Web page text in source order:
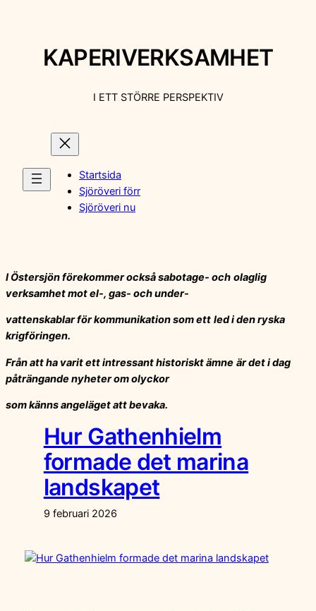
KAPERIVERKSAMHET
I ETT STÖRRE PERSPEKTIV
Startsida
Sjöröveri förr
Sjöröveri nu
I Östersjön förekommer också sabotage- och olaglig
verksamhet mot el-, gas- och under-
vattenskablar för kommunikation som ett led i den ryska
krigföringen.
Från att ha varit ett intressant historiskt ämne är det i dag
påträngande nyheter om olyckor
som känns angeläget att bevaka.
Hur Gathenhielm
formade det marina
landskapet
9 februari 2026